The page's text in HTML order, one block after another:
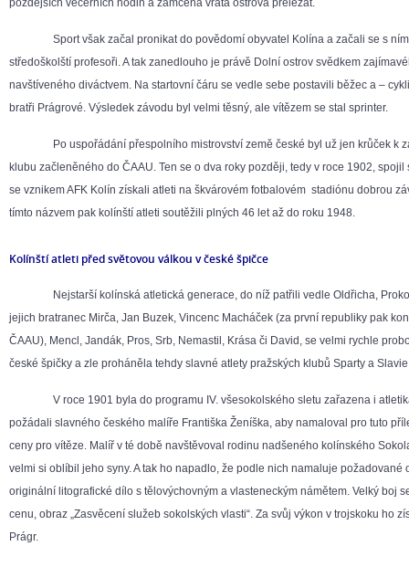
pozdějších večerních hodin a zamčená vrata ostrova přelézat.
Sport však začal pronikat do povědomí obyvatel Kolína a začali se s ním
středoškolští profesoři. A tak zanedlouho je právě Dolní ostrov svědkem
navštíveného diváctvem. Na startovní čáru se vedle sebe postavili běžec a –
bratři Prágrové. Výsledek závodu byl velmi těsný, ale vítězem se stal sprinter.
Po uspořádání přespolního mistrovství země české byl už jen krůček k
klubu začleněného do ČAAU. Ten se o dva roky později, tedy v roce 1902, spojil
se vznikem AFK Kolín získali atleti na škvárovém fotbalovém stadiónu dobrou
tímto názvem pak kolínští atleti soutěžili plných 46 let až do roku 1948.
Kolínští atleti před světovou válkou v české špičce
Nejstarší kolínská atletická generace, do níž patřili vedle Oldřicha,
jejich bratranec Mirča, Jan Buzek, Vincenc Macháček (za první republiky pak
ČAAU), Mencl, Jandák, Pros, Srb, Nemastil, Krása či David, se velmi rychle
české špičky a zle proháněla tehdy slavné atlety pražských klubů Sparty a
V roce 1901 byla do programu IV. všesokolského sletu zařazena i
požádali slavného českého malíře Františka Ženíška, aby namaloval pro tuto
ceny pro vítěze. Malíř v té době navštěvoval rodinu nadšeného kolínského
velmi si oblíbil jeho syny. A tak ho napadlo, že podle nich namaluje požadované
originální litografické dílo s tělovýchovným a vlasteneckým námětem. Velký boj
cenu, obraz „Zasvěcení služeb sokolských vlasti“. Za svůj výkon v trojskoku ho
Prágr.